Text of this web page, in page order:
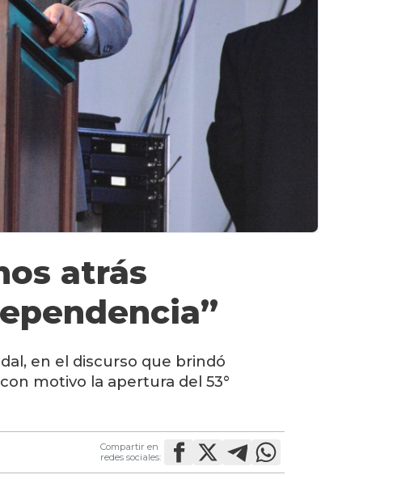
atrás
en el discurso que brindó
motivo la apertura del 53°
Compartir en
redes sociales: